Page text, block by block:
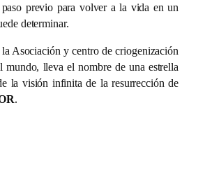
previo para volver a la vida en un
determinar.
la Asociación y centro de criogenización
mundo, lleva el nombre de una estrella
la visión infinita de la resurrección de
.